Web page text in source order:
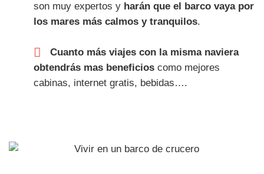
son muy expertos y harán que el barco vaya por
los mares más calmos y tranquilos.
Cuanto más viajes con la misma naviera
obtendrás mas beneficioscomo mejores
cabinas, internet gratis, bebidas….